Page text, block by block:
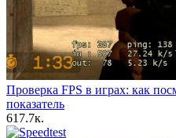
Проверка FPS в играх: как
показатель
617.7к.